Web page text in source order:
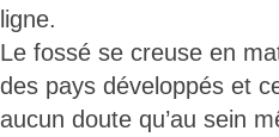
ligne.
Le fossé se creuse en
des pays développés et
aucun doute qu’au sein